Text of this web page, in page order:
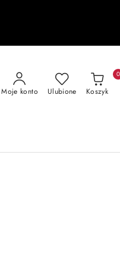
Moje konto Ulubione Koszyk
0